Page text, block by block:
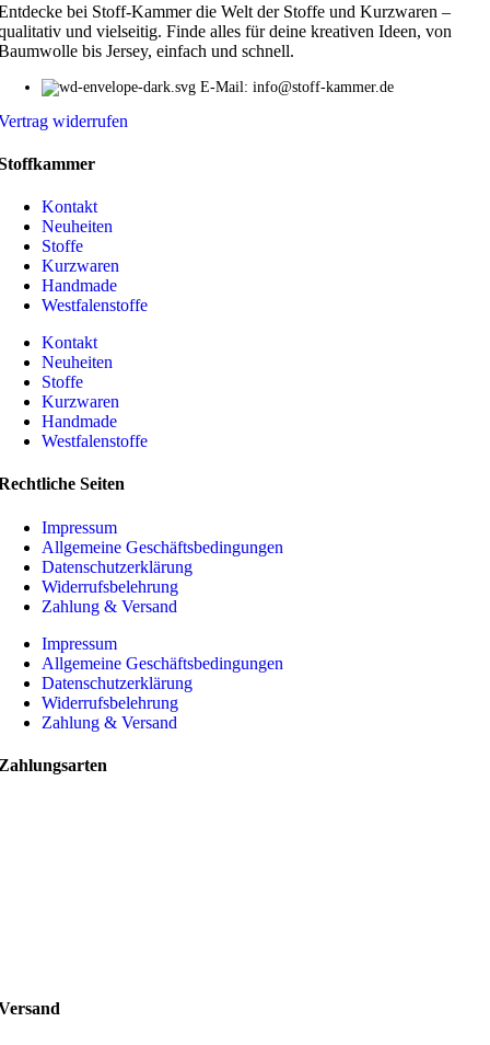
bei Stoff-Kammer die Welt der Stoffe und Kurzwaren –
und vielseitig. Finde alles für deine kreativen Ideen, von
bis Jersey, einfach und schnell.
E-Mail: info@stoff-kammer.de
widerrufen
Kontakt
Neuheiten
Stoffe
Kurzwaren
Handmade
Westfalenstoffe
Kontakt
Neuheiten
Stoffe
Kurzwaren
Handmade
Westfalenstoffe
Seiten
Impressum
Allgemeine Geschäftsbedingungen
Datenschutzerklärung
Widerrufsbelehrung
Zahlung & Versand
Impressum
Allgemeine Geschäftsbedingungen
Datenschutzerklärung
Widerrufsbelehrung
Zahlung & Versand